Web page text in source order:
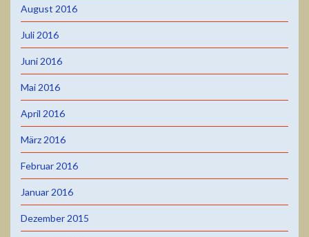
August 2016
Juli 2016
Juni 2016
Mai 2016
April 2016
März 2016
Februar 2016
Januar 2016
Dezember 2015